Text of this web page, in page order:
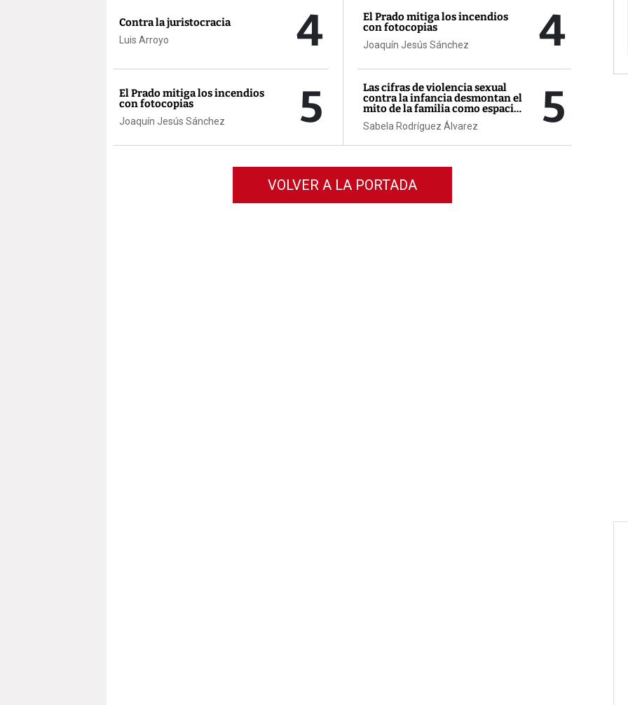
Contra la juristocracia
Luis Arroyo 4
El Prado mitiga los incendios
con fotocopias
Joaquín Jesús Sánchez 5
El Prado mitiga los incendios
con fotocopias
Joaquín Jesús Sánchez 4
Las cifras de violencia sexual
contra la infancia desmontan el
mito de la familia como espacio
seguro
Sabela Rodríguez Álvarez 5
VOLVER A LA PORTADA